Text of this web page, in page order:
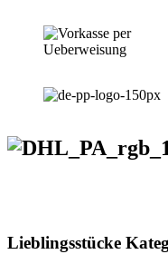
Lieblingsstücke